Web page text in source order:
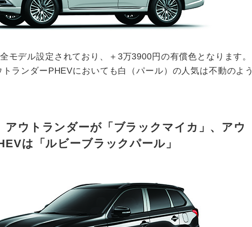
モデル設定されており、＋3万3900円の有償色となります。
ランダーPHEVにおいても白（パール）の人気は不動のよう
アウトランダーが「ブラックマイカ」、アウ
は「ルビーブラックパール」